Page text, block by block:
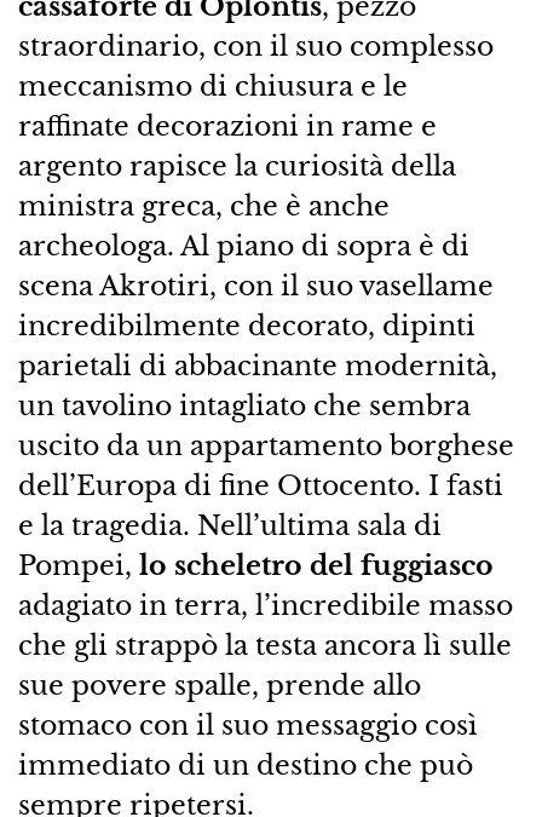
straordinario, con il suo complesso
meccanismo di chiusura e le
raffinate decorazioni in rame e
argento rapisce la curiosità della
ministra greca, che è anche
archeologa. Al piano di sopra è di
scena Akrotiri, con il suo vasellame
incredibilmente decorato, dipinti
parietali di abbacinante modernità,
un tavolino intagliato che sembra
uscito da un appartamento borghese
dell’Europa di fine Ottocento. I fasti
e la tragedia. Nell’ultima sala di
Pompei, lo scheletro del fuggiasco
adagiato in terra, l’incredibile masso
che gli strappò la testa ancora lì sulle
sue povere spalle, prende allo
stomaco con il suo messaggio così
immediato di un destino che può
sempre ripetersi.